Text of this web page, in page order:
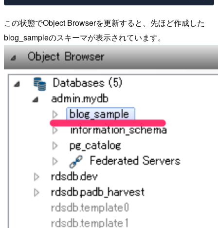
この状態でObject Browserを更新すると、先ほど作成した
blog_sampleのスキーマが表示されています。